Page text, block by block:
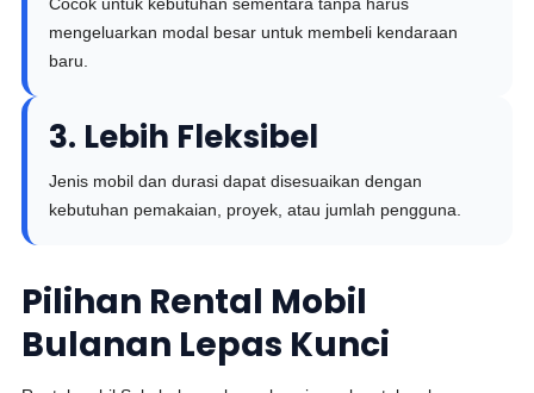
mengeluarkan modal besar untuk membeli kendaraan
baru.
3. Lebih Fleksibel
Jenis mobil dan durasi dapat disesuaikan dengan
kebutuhan pemakaian, proyek, atau jumlah pengguna.
Pilihan Rental Mobil
Bulanan Lepas Kunci